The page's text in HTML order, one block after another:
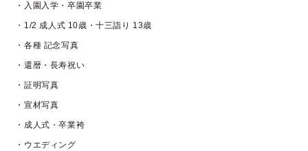
・入園入学・卒園卒業
・1/2 成人式 10歳・十三詣り 13歳
・各種 記念写真
・還暦・長寿祝い
・証明写真
・宣材写真
・成人式・卒業袴
・ウエディング